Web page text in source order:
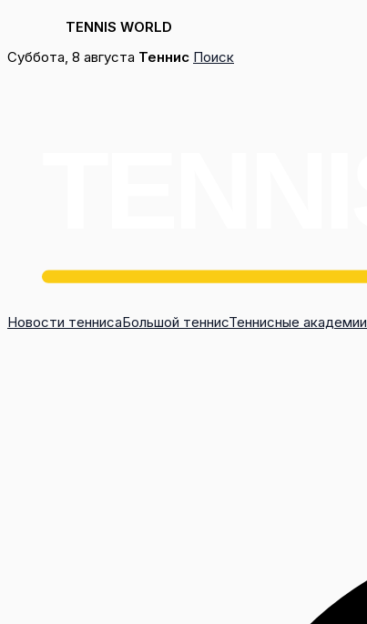
TENNIS WORLD
Перейти
Суббота, 8 августа Теннис Поиск
Новости теннисаБольшой теннисТеннисные академии